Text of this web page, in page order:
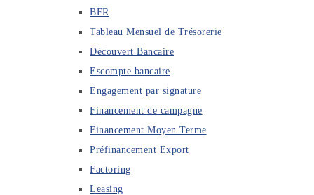
BFR
Tableau Mensuel de Trésorerie
Découvert Bancaire
Escompte bancaire
Engagement par signature
Financement de campagne
Financement Moyen Terme
Préfinancement Export
Factoring
Leasing